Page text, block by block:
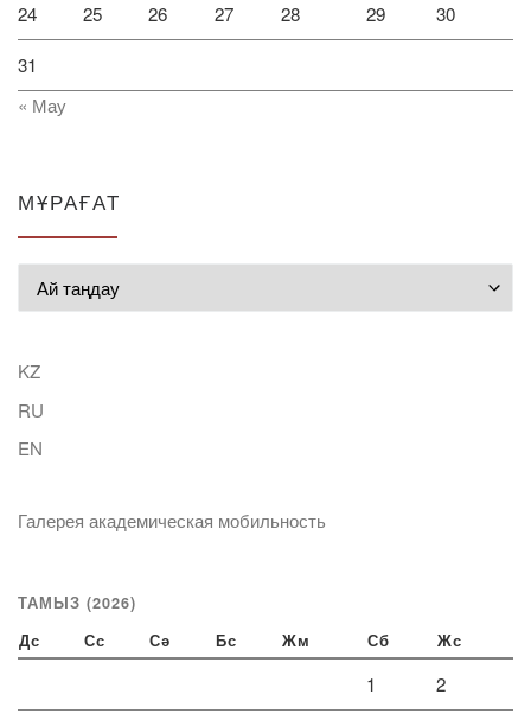
24 25 26 27 28 29 30
31
« Мау
МҰРАҒАТ
KZ
RU
EN
Галерея академическая мобильность
ТАМЫЗ (2026)
Дс Сс Сә Бс Жм Сб Жс
1 2